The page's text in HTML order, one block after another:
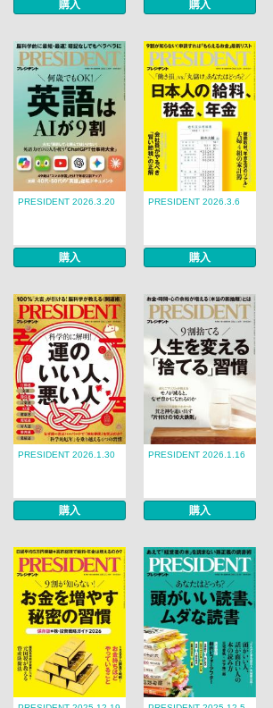
購入 購入
PRESIDENT 2026.3.20
購入
PRESIDENT 2026.3.6
購入
PRESIDENT 2026.1.30
購入
PRESIDENT 2026.1.16
購入